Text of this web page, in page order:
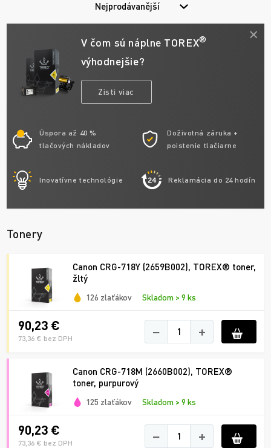
Nejprodávanější
V čom sú náplne TOREX®
výhodnejšie?
Zisti viac
Úspora až 40 %
tlačových nákladov
Doživotná záruka +
poistenie tlačiarne
Inovatívne technológie Reklamácia do 24 hodín
Tonery
Canon CRG-718Y (2659B002), TOREX® toner,
žltý
126 zlaťákov Skladom > 9 ks
90,23 €
73,36 € bez DPH − +
Canon CRG-718M (2660B002), TOREX®
toner, purpurový
125 zlaťákov Skladom > 9 ks
90,23 €
73,36 € bez DPH − +